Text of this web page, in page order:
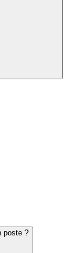
poste ?